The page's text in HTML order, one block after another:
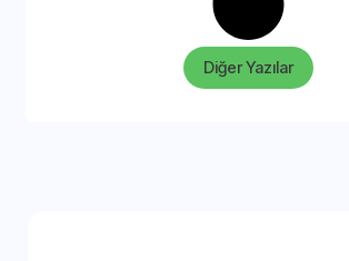
Diğer Yazılar